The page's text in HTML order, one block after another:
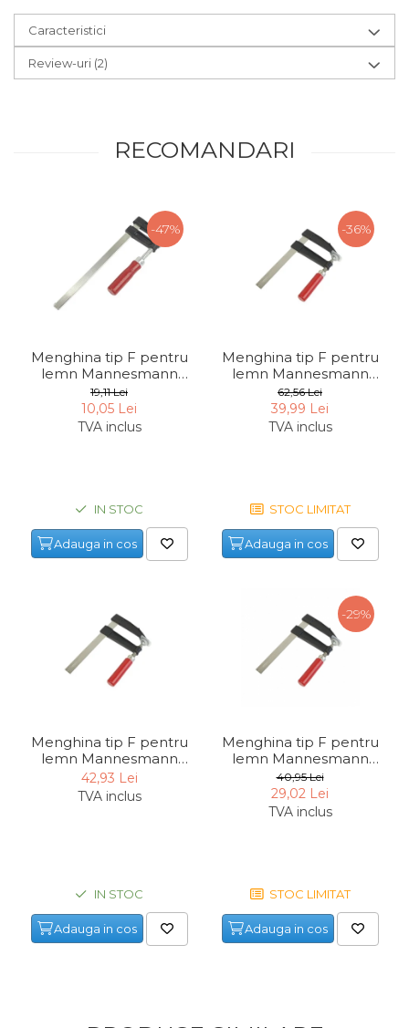
Caracteristici
Review-uri (2)
RECOMANDARI
-47%
Menghina tip F pentru
lemn Mannesmann
904-250, 50x250 mm
19,11 Lei
10,05 Lei
TVA inclus
IN STOC
Adauga in cos
Menghina tip F pentru
lemn Mannesmann
910-0250, 120x250 mm
42,93 Lei
TVA inclus
IN STOC
Adauga in cos
-36%
Menghina tip F pentru
lemn Mannesmann
910-0500, 120x500 mm
62,56 Lei
39,99 Lei
TVA inclus
STOC LIMITAT
Adauga in cos
-29%
Menghina tip F pentru
lemn Mannesmann
910-0300, 120x300 mm
40,95 Lei
29,02 Lei
TVA inclus
STOC LIMITAT
Adauga in cos